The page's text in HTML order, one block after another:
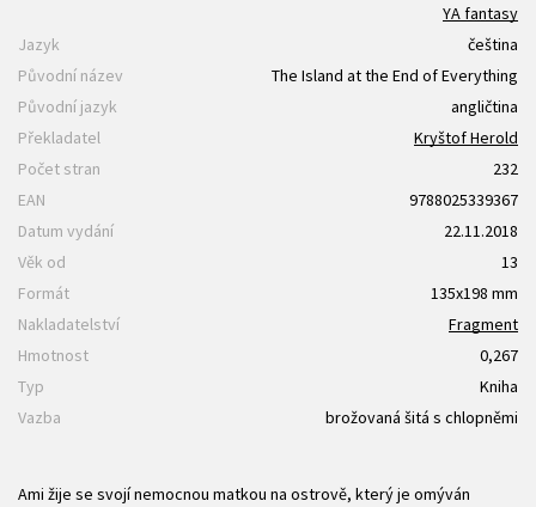
YA fantasy
Jazyk
čeština
Původní název
The Island at the End of Everything
Původní jazyk
angličtina
Překladatel
Kryštof Herold
Počet stran
232
EAN
9788025339367
Datum vydání
22.11.2018
Věk od
13
Formát
135x198 mm
Nakladatelství
Fragment
Hmotnost
0,267
Typ
Kniha
Vazba
brožovaná šitá s chlopněmi
Ami žije se svojí nemocnou matkou na ostrově, který je omýván